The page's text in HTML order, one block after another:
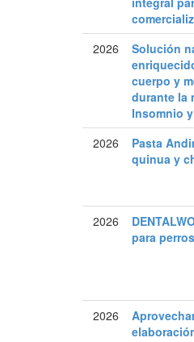
2026
Solución
cuerpo y
durante la
Insomnio
2026
Pasta
quinua y
2026
para
2026